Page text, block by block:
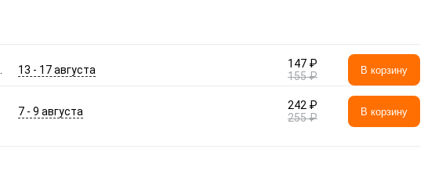
13 - 17 августа
147 ₽
155 ₽
В корзину
7 - 9 августа
242 ₽
255 ₽
В корзину